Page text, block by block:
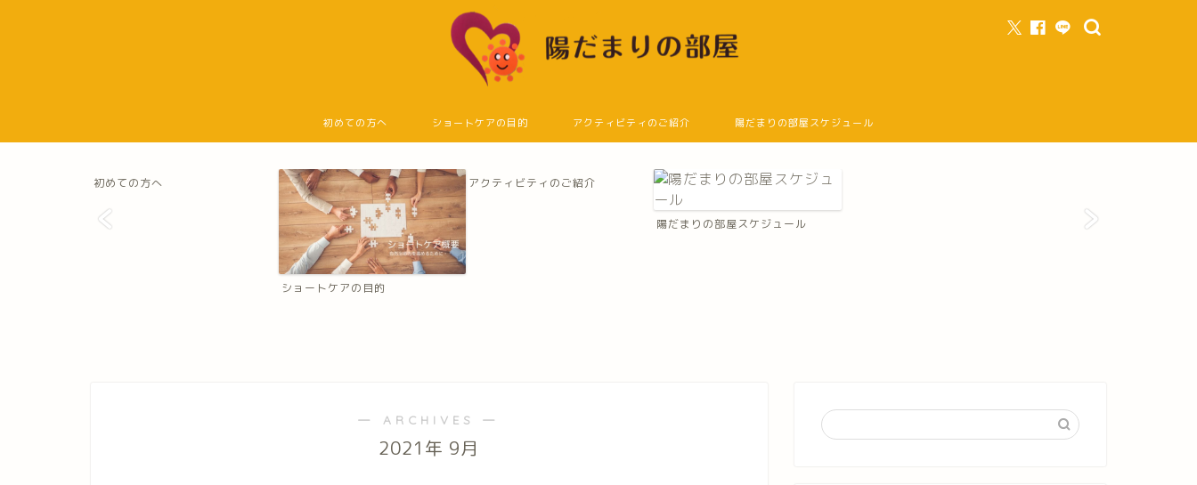
初めての方へ ショートケアの目的 アクティビティのご紹介 陽だまりの部屋スケジュール
初めての方へ
ショートケアの目的
アクティビティのご紹介
陽だまりの部屋スケジュール
― ARCHIVES ―
2021年 9月